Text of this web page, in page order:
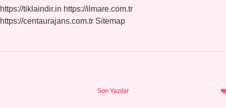
https://tiklaindir.in https://ilmare.com.tr
https://centaurajans.com.tr Sitemap
Son Yazılar